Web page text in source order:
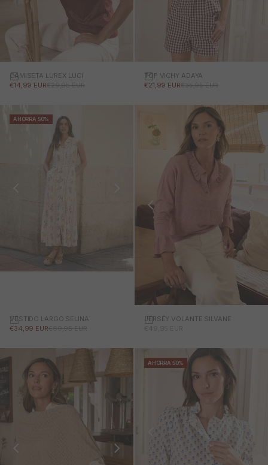
CAMISETA LUREX LUCI
PRECIO DE OFERTA
€14,99 EURPRECIO NORMAL
€29,95 EUR
TOP VICHY ADAYA
PRECIO DE OFERTA
€21,99 EURPRECIO NORMAL
€35,95 EUR
AHORRA 50%
VESTIDO LARGO SELINA
PRECIO DE OFERTA
€34,99 EURPRECIO NORMAL
€69,95 EUR
JERSÉY VOLANTE SILVANE
AHORRA 50%